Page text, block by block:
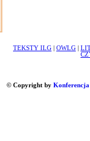
TEKSTY ILG OWLG
© Copyright by Konferencja